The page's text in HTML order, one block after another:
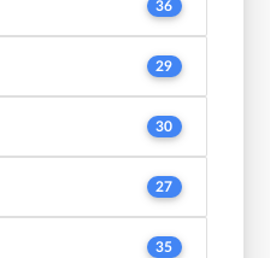
36
29
30
27
35